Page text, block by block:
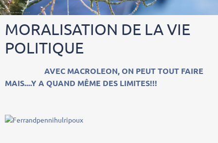
MORALISATION DE LA VIE
POLITIQUE
AVEC MACROLEON, ON PEUT TOUT FAIRE
MAIS....Y A QUAND MÊME DES LIMITES!!!